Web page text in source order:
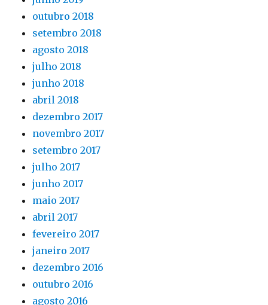
outubro 2018
setembro 2018
agosto 2018
julho 2018
junho 2018
abril 2018
dezembro 2017
novembro 2017
setembro 2017
julho 2017
junho 2017
maio 2017
abril 2017
fevereiro 2017
janeiro 2017
dezembro 2016
outubro 2016
agosto 2016